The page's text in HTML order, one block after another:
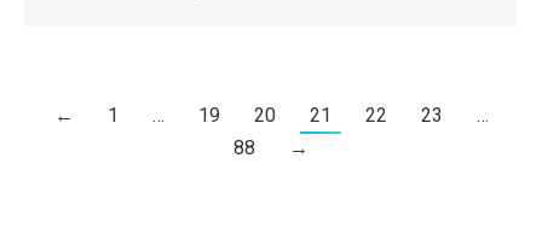
← 1 … 19 20 21 22 23
…
88
→